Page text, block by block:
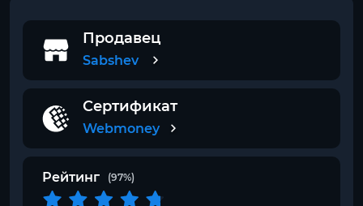
Продавец
Sabshev
Сертификат
Webmoney
Рейтинг (97%)